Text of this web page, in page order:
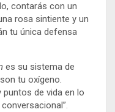
contarás con un
rosa sintiente y un
tu única defensa
es su sistema de
tu oxígeno.
de vida en lo